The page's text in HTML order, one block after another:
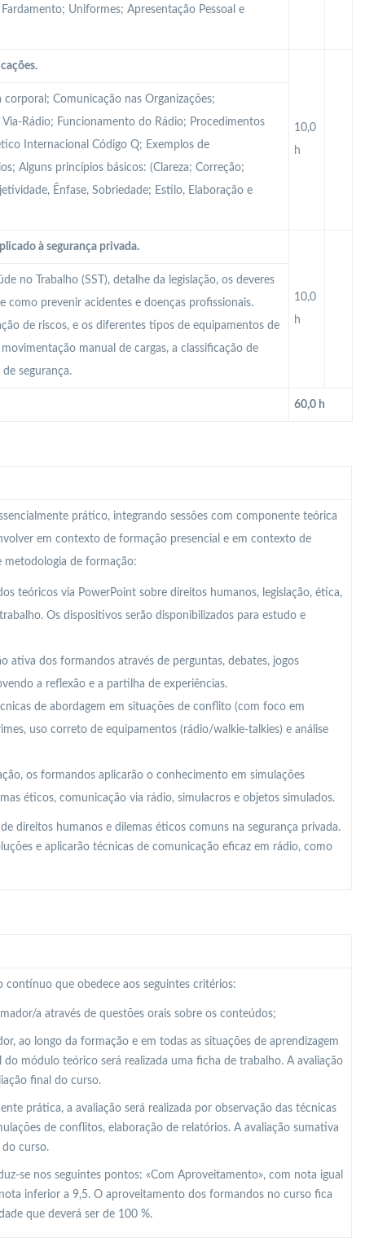
Uniformes; Apresentação Pessoal e
10,0
h
Comunicação nas Organizações;
Rádio; Funcionamento do Rádio; Procedimentos
Internacional Código Q; Exemplos de
Alguns princípios básicos: (Clareza; Correção;
Ênfase, Sobriedade; Estilo, Elaboração e
à segurança privada.
10,0
h
no Trabalho (SST), detalhe da legislação, os deveres
como prevenir acidentes e doenças profissionais.
de riscos, e os diferentes tipos de equipamentos de
manual de cargas, a classificação de
segurança.
60,0 h
prático, integrando sessões com componente teórica
em contexto de formação presencial e em contexto de
de formação:
teóricos via PowerPoint sobre direitos humanos, legislação, ética,
Os dispositivos serão disponibilizados para estudo e
ativa dos formandos através de perguntas, debates, jogos
a reflexão e a partilha de experiências.
de abordagem em situações de conflito (com foco em
uso correto de equipamentos (rádio/walkie-talkies) e análise
os formandos aplicarão o conhecimento em simulações
éticos, comunicação via rádio, simulacros e objetos simulados.
direitos humanos e dilemas éticos comuns na segurança privada.
e aplicarão técnicas de comunicação eficaz em rádio, como
contínuo que obedece aos seguintes critérios:
a através de questões orais sobre os conteúdos;
ao longo da formação e em todas as situações de aprendizagem
módulo teórico será realizada uma ficha de trabalho. A avaliação
final do curso.
prática, a avaliação será realizada por observação das técnicas
de conflitos, elaboração de relatórios. A avaliação sumativa
do curso.
se nos seguintes pontos: «Com Aproveitamento», com nota igual
inferior a 9,5. O aproveitamento dos formandos no curso fica
que deverá ser de 100 %.